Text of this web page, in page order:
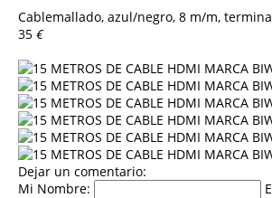
Cablemallado, azul/negro, 8 m/m,
35 €
Dejar un comentario:
Mi Nombre: